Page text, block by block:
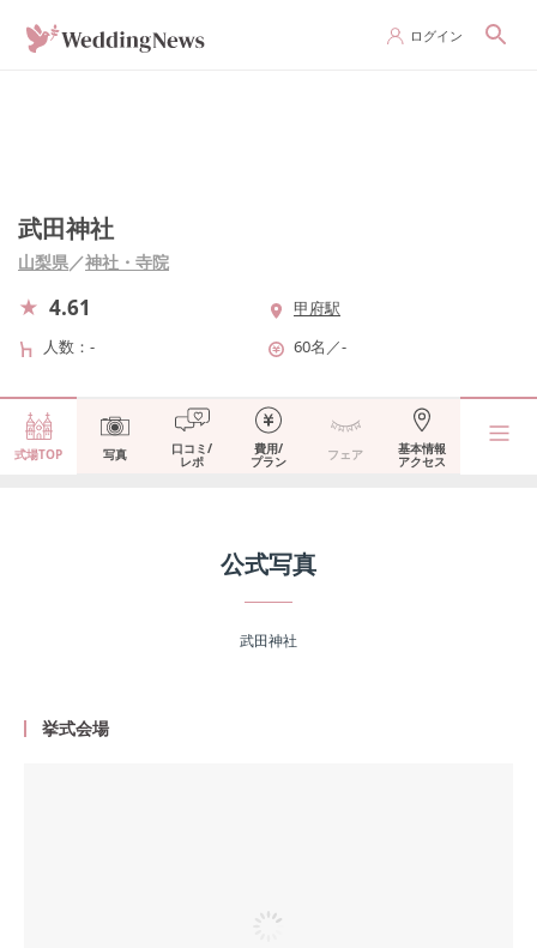
ログイン
武田神社
山梨県／神社・寺院
4.61
甲府駅
人数
- 60名 ／-
式場TOP 写真 口コミ/
レポ
費用/
プラン フェア 基本情報
アクセス
公式写真
武田神社
挙式会場